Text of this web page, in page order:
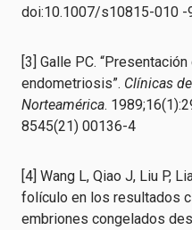
doi:10.1007/s10815-010 -
[3] Galle PC.
endometriosis”. Clínicas
Norteamérica.
8545(21) 00136-4
[4] Wang L, Qiao J, Liu P,
folículo en los resultados
embriones congelados